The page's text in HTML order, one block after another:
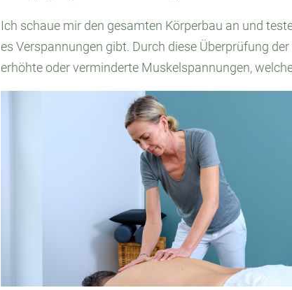
Ich schaue mir den gesamten Körperbau an und
es Verspannungen gibt. Durch diese Überprüfung
erhöhte oder verminderte Muskelspannungen,